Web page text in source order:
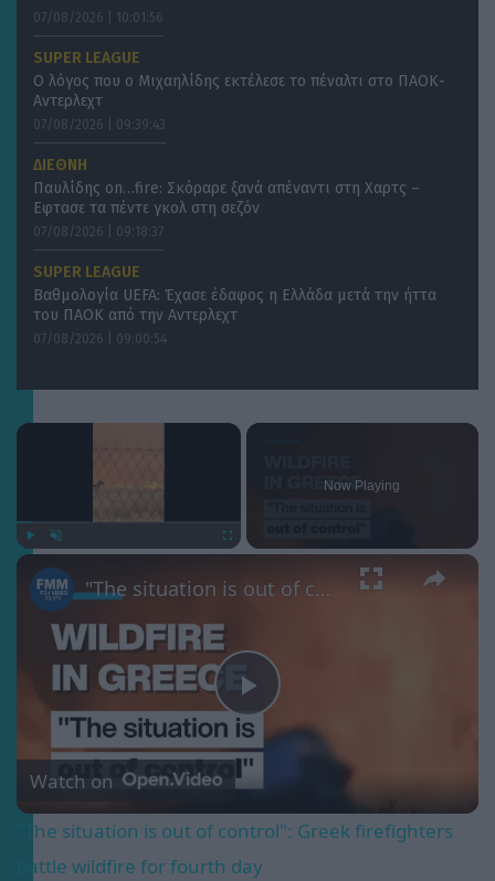
07/08/2026 | 10:01:56
SUPER LEAGUE
Ο λόγος που ο Μιχαηλίδης εκτέλεσε το πέναλτι στο ΠΑΟΚ-
Αντερλεχτ
07/08/2026 | 09:39:43
ΔΙΕΘΝΗ
Παυλίδης on…fire: Σκόραρε ξανά απέναντι στη Χαρτς –
Eφτασε τα πέντε γκολ στη σεζόν
07/08/2026 | 09:18:37
SUPER LEAGUE
Βαθμολογία UEFA: Έχασε έδαφος η Ελλάδα μετά την ήττα
του ΠΑΟΚ από την Αντερλεχτ
07/08/2026 | 09:00:54
×
Now Playing
×
Play
Video
"The situation is out of control": Greek firefighters battle wildfire for fourth day
Watch on
"The situation is out of control": Greek firefighters
battle wildfire for fourth day